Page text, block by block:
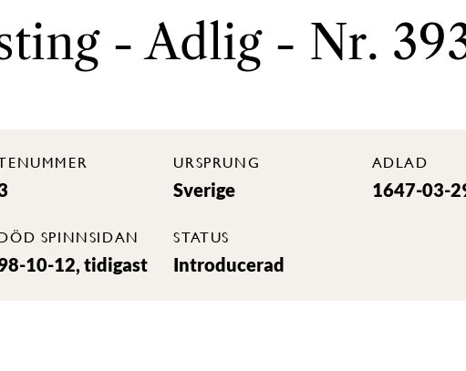
- Adlig - Nr.
URSPRUNG
Sverige
ADLAD
1647-03-
SPINNSIDAN
10-12, tidigast
STATUS
Introducerad